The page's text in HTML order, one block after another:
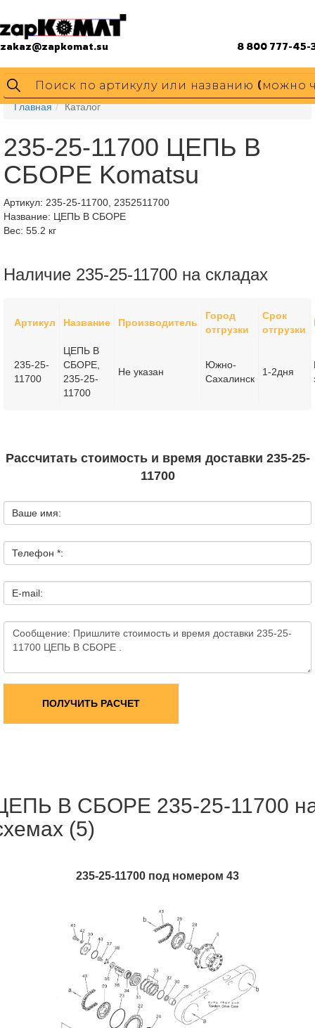
zakaz@zapkomat.su 8 800 777-45-
Главная Каталог
235-25-11700 ЦЕПЬ В
СБОРЕ Komatsu
Артикул: 235-25-11700, 2352511700
Название: ЦЕПЬ В СБОРЕ
Вес: 55.2 кг
Наличие 235-25-11700 на складах
Артикул Название Производитель
Город
отгрузки
Срок
отгрузки
235-25-
11700
ЦЕПЬ В
СБОРЕ,
235-25-
11700
Не указан
Южно-
Сахалинск
1-2дня
Рассчитать стоимость и время доставки 235-25-
11700
Ваше имя:
Телефон *:
E-mail:
ПОЛУЧИТЬ РАСЧЕТ
В СБОРЕ 235-25-11700
(5)
235-25-11700 под номером 43